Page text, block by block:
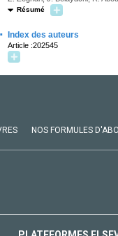
Résumé
· Index des auteurs
Article :202545
NOS FORMULES